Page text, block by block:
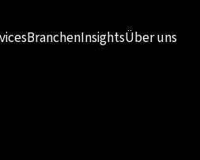
BranchenInsightsÜber uns